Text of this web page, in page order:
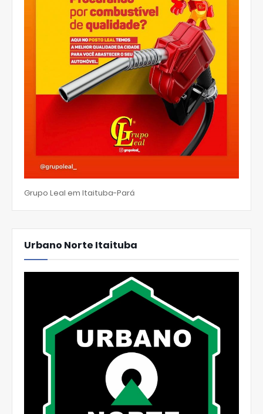
Grupo Leal em Itaituba-Pará
Urbano Norte Itaituba